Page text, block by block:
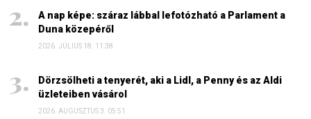
A nap képe: száraz lábbal lefotózható a Parlament a
Duna közepéről
2026. JÚLIUS 18. 11:38
Dörzsölheti a tenyerét, aki a Lidl, a Penny és az Aldi
üzleteiben vásárol
2026. AUGUSZTUS 3. 05:51